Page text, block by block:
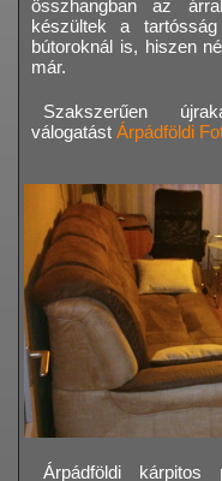
összhangban az
készültek a
bútoroknál is, hiszen
már.
Szakszerűen
válogatást Árpádföldi
Árpádföldi